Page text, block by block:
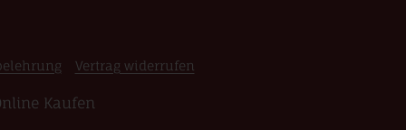
Vertrag widerrufen
Kaufen